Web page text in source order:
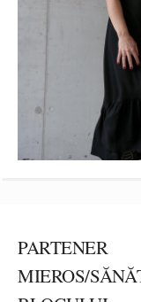
PARTENER
MIEROS/